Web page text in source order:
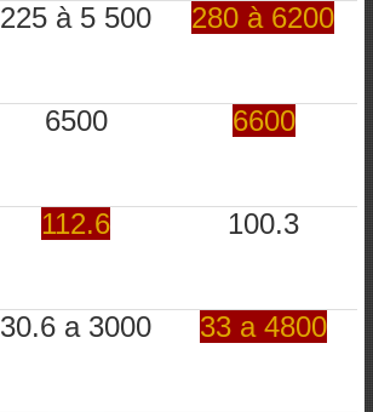
225 à 5 500 280 à 6200
6500 6600
112.6 100.3
30.6 a 3000 33 a 4800